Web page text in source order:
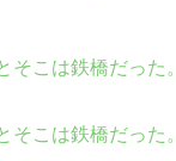
そこは鉄橋だった。
そこは鉄橋だった。